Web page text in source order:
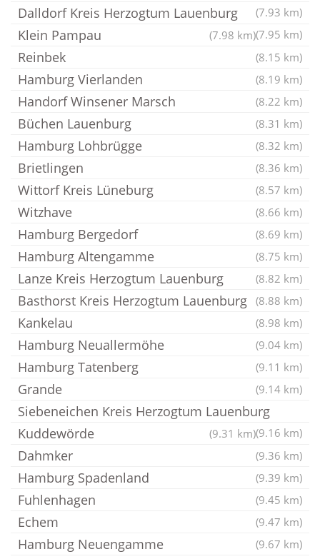
(7.93 km)
Dalldorf Kreis Herzogtum Lauenburg
(7.95 km)
Klein Pampau (7.98 km)
Reinbek (8.15 km)
Hamburg Vierlanden (8.19 km)
Handorf Winsener Marsch (8.22 km)
Büchen Lauenburg (8.31 km)
Hamburg Lohbrügge (8.32 km)
Brietlingen (8.36 km)
Wittorf Kreis Lüneburg (8.57 km)
Witzhave (8.66 km)
Hamburg Bergedorf (8.69 km)
Hamburg Altengamme (8.75 km)
Lanze Kreis Herzogtum Lauenburg (8.82 km)
Basthorst Kreis Herzogtum Lauenburg (8.88 km)
Kankelau (8.98 km)
Hamburg Neuallermöhe (9.04 km)
Hamburg Tatenberg (9.11 km)
Grande (9.14 km)
Siebeneichen Kreis Herzogtum Lauenburg
(9.16 km)
Kuddewörde (9.31 km)
Dahmker (9.36 km)
Hamburg Spadenland (9.39 km)
Fuhlenhagen (9.45 km)
Echem (9.47 km)
Hamburg Neuengamme (9.67 km)